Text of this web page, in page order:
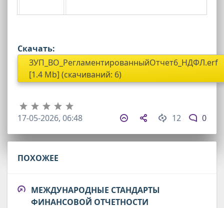
Скачать:
ЗУП_ВО_РегламентированныйОтчет6_НДФЛ.erf
[1.4 Mb] (cкачиваний: 6)
12 0
17-05-2026, 06:48
ПОХОЖЕЕ
МЕЖДУНАРОДНЫЕ СТАНДАРТЫ
ФИНАНСОВОЙ ОТЧЕТНОСТИ